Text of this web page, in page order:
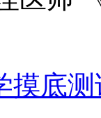
摸底